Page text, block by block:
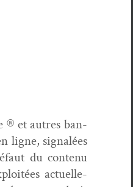
® et autres ban­
ligne, sig­nalées
du con­tenu
actuelle­